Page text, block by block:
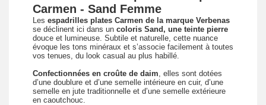
Carmen - Sand Femme
Les espadrilles plates Carmen de la marque Verbenas
se déclinent ici dans un coloris Sand, une teinte pierre
douce et lumineuse. Subtile et naturelle, cette nuance
évoque les tons minéraux et s’associe facilement à toutes
vos tenues, du look casual au plus habillé.
Confectionnées en croûte de daim , elles sont dotées
d’une doublure et d’une semelle intérieure en cuir, d’une
semelle en jute traditionnelle et d’une semelle extérieure
en caoutchouc.